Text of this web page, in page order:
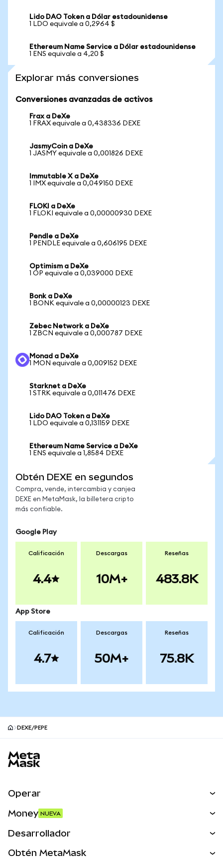
Lido DAO Token a Dólar estadounidense
1 LDO equivale a 0,2964 $
Ethereum Name Service a Dólar estadounidense
1 ENS equivale a 4,20 $
Explorar más conversiones
Conversiones avanzadas de activos
Frax a DeXe
1 FRAX equivale a 0,438336 DEXE
JasmyCoin a DeXe
1 JASMY equivale a 0,001826 DEXE
Immutable X a DeXe
1 IMX equivale a 0,049150 DEXE
FLOKI a DeXe
1 FLOKI equivale a 0,00000930 DEXE
Pendle a DeXe
1 PENDLE equivale a 0,606195 DEXE
Optimism a DeXe
1 OP equivale a 0,039000 DEXE
Bonk a DeXe
1 BONK equivale a 0,00000123 DEXE
Zebec Network a DeXe
1 ZBCN equivale a 0,000787 DEXE
Monad a DeXe
1 MON equivale a 0,009152 DEXE
Starknet a DeXe
1 STRK equivale a 0,011476 DEXE
Lido DAO Token a DeXe
1 LDO equivale a 0,131159 DEXE
Ethereum Name Service a DeXe
1 ENS equivale a 1,8584 DEXE
Obtén DEXE en segundos
Compra, vende, intercambia y canjea
DEXE en MetaMask, la billetera cripto
más confiable.
Google Play
Calificación
4.4
Descargas
10M+
Reseñas
483.8K
App Store
Calificación
4.7
Descargas
50M+
Reseñas
75.8K
DEXE/PEPE
Operar
Activos del mundo real
Money NUEVA
Desarrollador
Obtén MetaMask